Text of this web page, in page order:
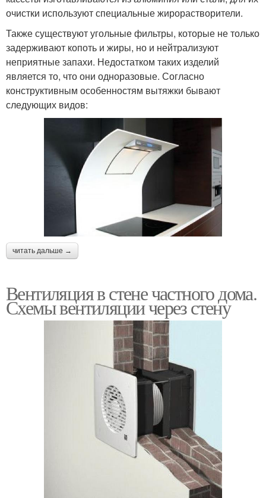
очистки используют специальные жирорастворители.
Также существуют угольные фильтры, которые не только
задерживают копоть и жиры, но и нейтрализуют
неприятные запахи. Недостатком таких изделий
является то, что они одноразовые. Согласно
конструктивным особенностям вытяжки бывают
следующих видов:
читать дальше →
Вентиляция в стене частного дома.
Схемы вентиляции через стену